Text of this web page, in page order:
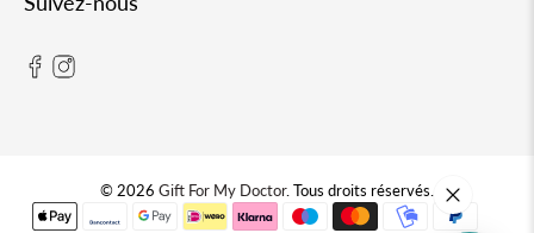
© 2026 Gift For My Doctor. Tous droits réservés.